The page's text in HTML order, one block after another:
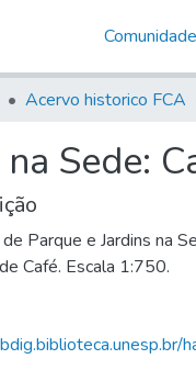
Acervo historico FCA
Sede:
Parque e Jardins na
Café. Escala 1:750.